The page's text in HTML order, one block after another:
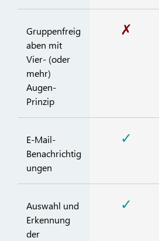
Gruppenfreig
aben mit
Vier- (oder
mehr)
Augen-
Prinzip
✗
E-Mail-
Benachrichtig
ungen
✓
Auswahl und
Erkennung
der
✓